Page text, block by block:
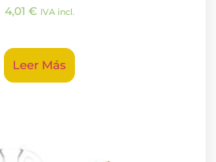
4,01 € IVA incl.
Leer Más